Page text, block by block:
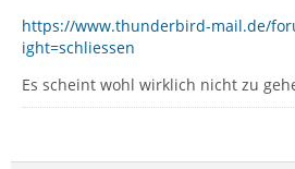
https://www.thunderbird-mail.de/
ight=schliessen
Es scheint wohl wirklich nicht zu